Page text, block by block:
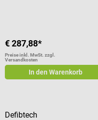
€ 287,88*
Preise inkl. MwSt. zzgl.
Versandkosten
In den Warenkorb
Defibtech